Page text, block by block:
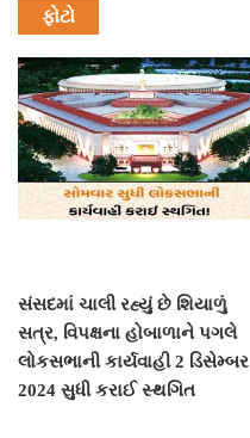
ફોટો
સંસદમાં ચાલી રહ્યું છે શિયાળું
સત્ર, વિપક્ષના હોબાળાને પગલે
લોકસભાની કાર્યવાહી 2 ડિસેમ્બર
2024 સુધી કરાઈ સ્થગિત